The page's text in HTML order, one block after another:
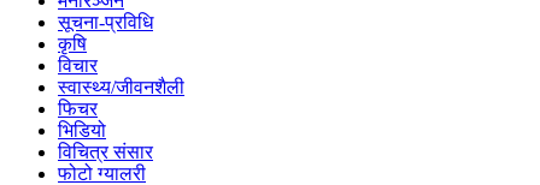
सूचना-प्रविधि
कृषि
विचार
स्वास्थ्य/जीवनशैली
फिचर
भिडियो
विचित्र संसार
फोटो ग्यालरी